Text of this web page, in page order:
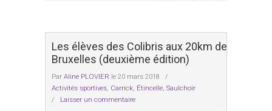
Les élèves des Colibris aux 20km de
Bruxelles (deuxième édition)
Par Aline PLOVIER le 20 mars 2018
/
Activités sportives Carrick Étincelle Saulchoir
/ Laisser un commentaire